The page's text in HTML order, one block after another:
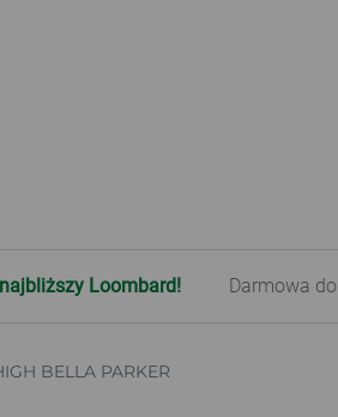
Loombard! Darmowa
BELLA PARKER